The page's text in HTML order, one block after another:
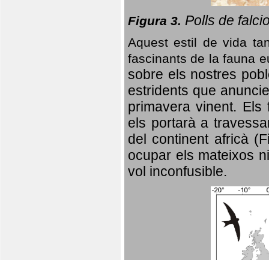
Figura 3. Polls de
Aquest estil de vida
fascinants de la fauna
sobre els nostres
estridents que
primavera vinent. Els
els portarà a
del continent africà
ocupar els mateixos
vol inconfusible.